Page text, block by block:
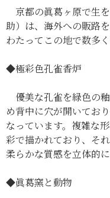
京都の眞葛ヶ原で生
助）は、海外への販路
わたってこの地で数多
◆極彩色孔雀香炉
優美な孔雀を緑色の
め背中に穴が開いてお
なっています。複雑な
彩で描かれており、そ
柔らかな質感を立体的に
◆眞葛窯と動物